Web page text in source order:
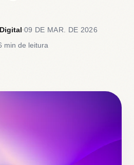
09 DE MAR. DE 2026
min de leitura